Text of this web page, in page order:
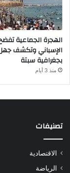
الهجرة الجماعية
الإسباني وتكشف جهل
بجغرافية سبتة
منذ 3 أيام
تصنيفات
الاقتصادية
الرياضة